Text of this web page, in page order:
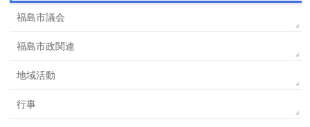
福島市議会
福島市政関連
地域活動
行事